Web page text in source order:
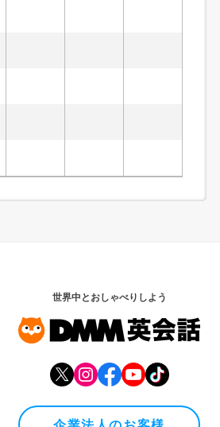
世界中とおしゃべりしよう